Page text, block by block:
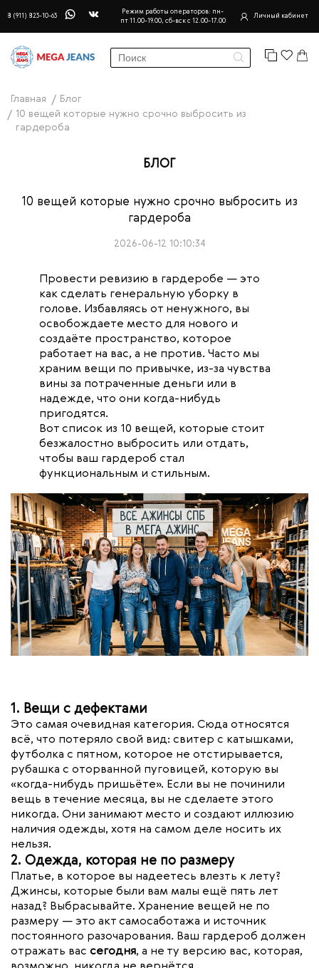
8 (911) 823-10-63
Режим работы операторов: пн-
пт 11.00-19.00, сб-вск с 12.00-17.00
Личный кабинет
Главная
Блог
10 вещей которые нужно срочно выбросить из
гардероба
БЛОГ
10 вещей которые нужно срочно выбросить из
гардероба
2026-06-12 10:10:34
Провести ревизию в гардеробе — это
как сделать генеральную уборку в
голове. Избавляясь от ненужного, вы
освобождаете место для нового и
создаёте пространство, которое
работает на вас, а не против. Часто мы
храним вещи по привычке, из-за чувства
вины за потраченные деньги или в
надежде, что они когда-нибудь
пригодятся.
Вот список из 10 вещей, которые стоит
безжалостно выбросить или отдать,
чтобы ваш гардероб стал
функциональным и стильным.
1. Вещи с дефектами
Это самая очевидная категория. Сюда относятся
всё, что потеряло свой вид: свитер с катышками,
футболка с пятном, которое не отстирывается,
рубашка с оторванной пуговицей, которую вы
«когда-нибудь пришьёте». Если вы не починили
вещь в течение месяца, вы не сделаете этого
никогда. Они занимают место и создают иллюзию
наличия одежды, хотя на самом деле носить их
нельзя.
2. Одежда, которая не по размеру
Платье, в которое вы надеетесь влезть к лету?
Джинсы, которые были вам малы ещё пять лет
назад? Выбрасывайте. Хранение вещей не по
размеру — это акт самосаботажа и источник
постоянного разочарования. Ваш гардероб должен
отражать вас сегодня, а не ту версию вас, которая,